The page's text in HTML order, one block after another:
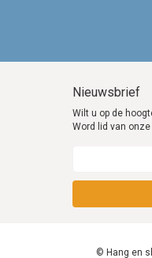
Nieuwsbrief
Wilt u op de
Word lid van
© Hang en